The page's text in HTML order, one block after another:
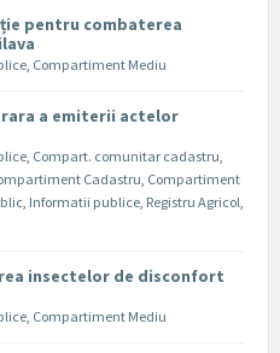
pentru combaterea
, Compartiment Mediu
a emiterii actelor
, Compart. comunitar cadastru,
Cadastru, Compartiment
, Informatii publice, Registru Agricol,
insectelor de disconfort
, Compartiment Mediu